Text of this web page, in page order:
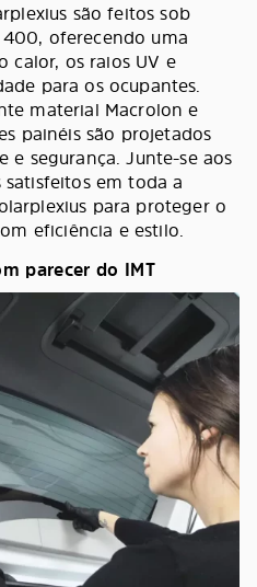
são feitos sob
oferecendo uma
calor, os raios UV e
para os ocupantes.
material Macrolon e
painéis são projetados
e segurança. Junte-se aos
em toda a
para proteger o
eficiência e estilo.
parecer do IMT